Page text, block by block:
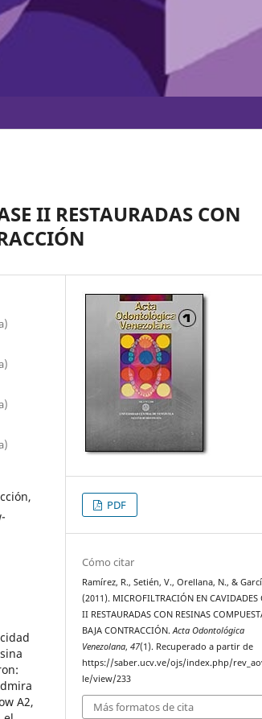
II RESTAURADAS CON
A2,
PDF
Cómo citar
Ramírez, R., Setién, V., Orellana, N., &
(2011). MICROFILTRACIÓN EN CAVIDADES
II RESTAURADAS CON RESINAS
BAJA CONTRACCIÓN.Acta Odontológica
Venezolana,47(1). Recuperado a partir de
https://saber.ucv.ve/ojs/index.php/
le/view/233
Más formatos de cita